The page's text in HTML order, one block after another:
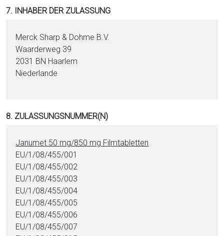
7. INHABER DER ZULASSUNG
Merck Sharp & Dohme B.V.
Waarderweg 39
2031 BN Haarlem
Niederlande
8. ZULASSUNGSNUMMER(N)
Janumet 50 mg/850 mg Film­ta­blet­ten
EU/1/08/455/001
EU/1/08/455/002
EU/1/08/455/003
EU/1/08/455/004
EU/1/08/455/005
EU/1/08/455/006
EU/1/08/455/007